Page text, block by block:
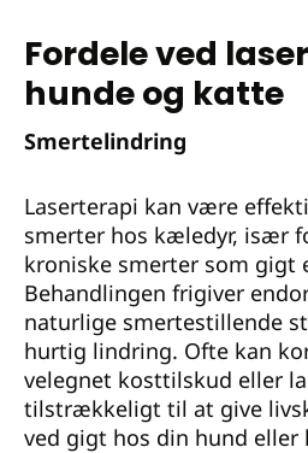
Fordele ved
hunde og katte
Smertelindring
Laserterapi kan være
smerter hos kæledyr, især
kroniske smerter som gigt
Behandlingen frigiver
naturlige smertestillende
hurtig lindring. Ofte kan
velegnet kosttilskud eller
tilstrækkeligt til at give
ved gigt hos din hund eller